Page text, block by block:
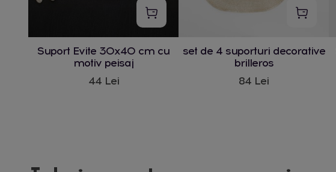
Suport Evite 30x40 cm cu
motiv peisaj
44 Lei
set de 4 suporturi decorative
brilleros
84 Lei